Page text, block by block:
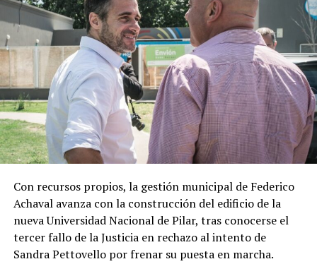
Con recursos propios, la gestión municipal de Federico
Achaval avanza con la construcción del edificio de la
nueva Universidad Nacional de Pilar, tras conocerse el
tercer fallo de la Justicia en rechazo al intento de
Sandra Pettovello por frenar su puesta en marcha.